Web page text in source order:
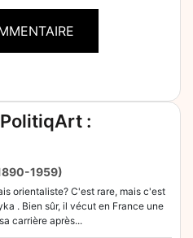
:
1959)
orientaliste? C'est rare, mais c'est
. Bien sûr, il vécut en France une
carrière après...